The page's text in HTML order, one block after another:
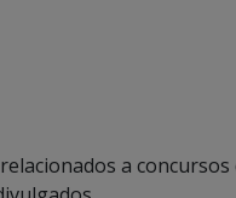
a concursos